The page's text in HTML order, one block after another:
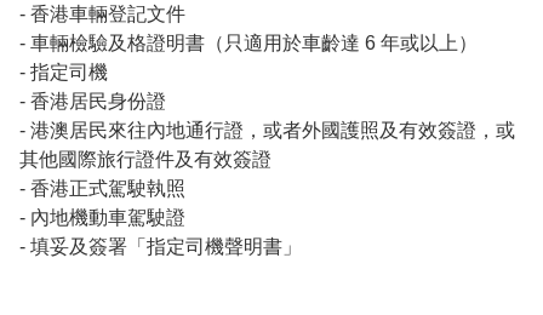
- 香港車輛登記文件
- 車輛檢驗及格證明書（只適用於車齡達 6 年或以上）
- 指定司機
- 香港居民身份證
- 港澳居民來往內地通行證，或者外國護照及有效簽證，或
其他國際旅行證件及有效簽證
- 香港正式駕駛執照
- 內地機動車駕駛證
- 填妥及簽署「指定司機聲明書」